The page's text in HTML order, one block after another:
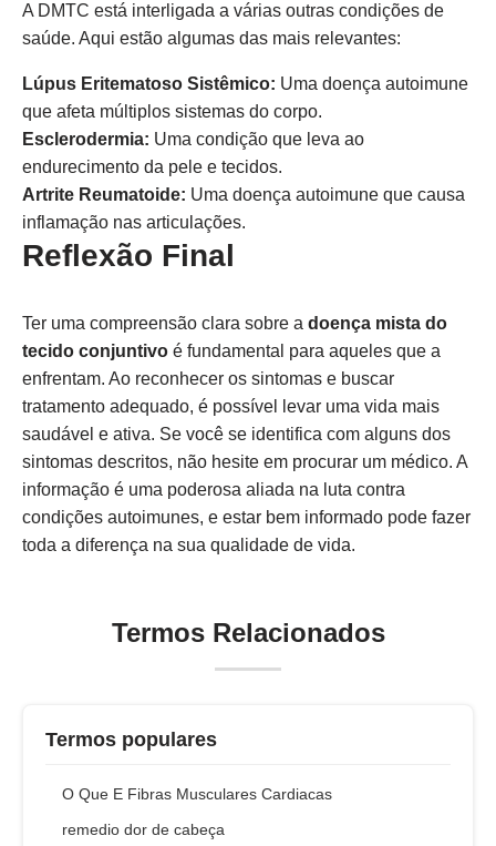
A DMTC está interligada a várias outras condições de
saúde. Aqui estão algumas das mais relevantes:
Lúpus Eritematoso Sistêmico: Uma doença autoimune
que afeta múltiplos sistemas do corpo.
Esclerodermia: Uma condição que leva ao
endurecimento da pele e tecidos.
Artrite Reumatoide: Uma doença autoimune que causa
inflamação nas articulações.
Reflexão Final
Ter uma compreensão clara sobre a doença mista do
tecido conjuntivo é fundamental para aqueles que a
enfrentam. Ao reconhecer os sintomas e buscar
tratamento adequado, é possível levar uma vida mais
saudável e ativa. Se você se identifica com alguns dos
sintomas descritos, não hesite em procurar um médico. A
informação é uma poderosa aliada na luta contra
condições autoimunes, e estar bem informado pode fazer
toda a diferença na sua qualidade de vida.
Termos Relacionados
Termos populares
O Que E Fibras Musculares Cardiacas
remedio dor de cabeça